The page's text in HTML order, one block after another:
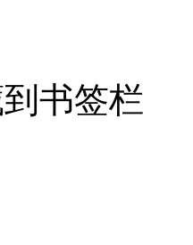
书签栏